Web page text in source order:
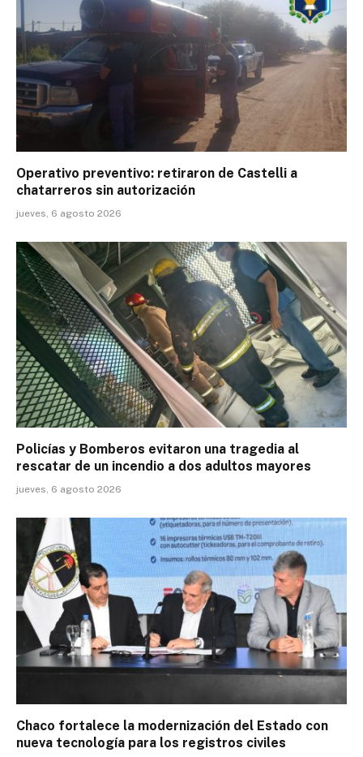
Operativo preventivo: retiraron de Castelli a
chatarreros sin autorización
jueves, 6 agosto 2026
Policías y Bomberos evitaron una tragedia al
rescatar de un incendio a dos adultos mayores
jueves, 6 agosto 2026
Chaco fortalece la modernización del Estado con
nueva tecnología para los registros civiles